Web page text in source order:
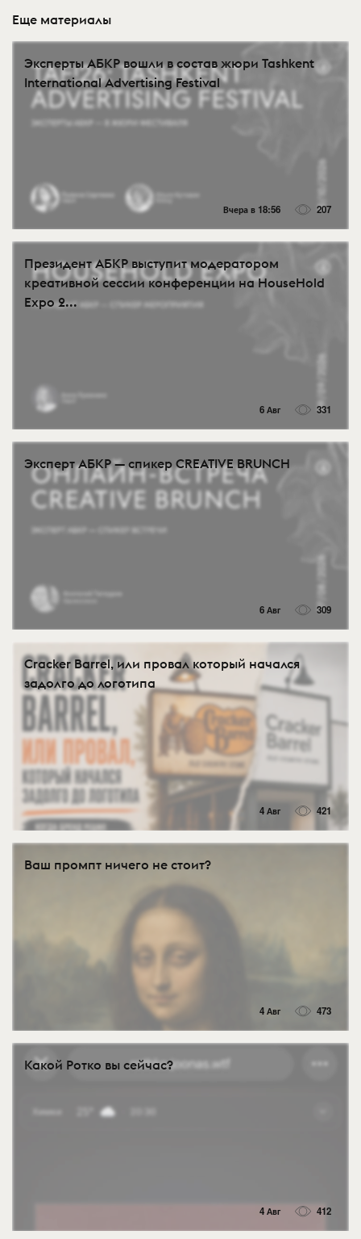
Еще материалы
Эксперты АБКР вошли в состав жюри Tashkent
International Advertising Festival
Вчера в 18:56 207
Президент АБКР выступит модератором
креативной сессии конференции на HouseHold
Expo 2...
6 Авг 331
Эксперт АБКР — спикер CREATIVE BRUNCH
6 Авг 309
Cracker Barrel, или провал который начался
задолго до логотипа
4 Авг 421
Ваш промпт ничего не стоит?
4 Авг 473
Какой Ротко вы сейчас?
4 Авг 412